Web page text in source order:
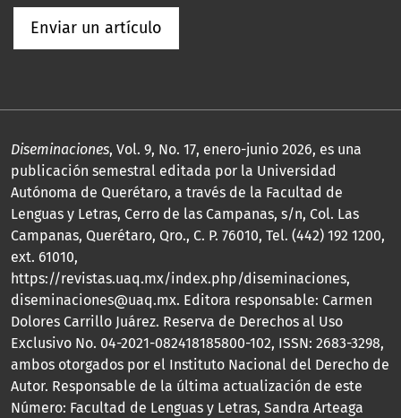
Enviar un artículo
Diseminaciones, Vol. 9, No. 17, enero-junio 2026, es una
publicación semestral editada por la Universidad
Autónoma de Querétaro, a través de la Facultad de
Lenguas y Letras, Cerro de las Campanas, s/n, Col. Las
Campanas, Querétaro, Qro., C. P. 76010, Tel. (442) 192 1200,
ext. 61010,
https://revistas.uaq.mx/index.php/diseminaciones,
diseminaciones@uaq.mx. Editora responsable: Carmen
Dolores Carrillo Juárez. Reserva de Derechos al Uso
Exclusivo No. 04-2021-082418185800-102, ISSN: 2683-3298,
ambos otorgados por el Instituto Nacional del Derecho de
Autor. Responsable de la última actualización de este
Número: Facultad de Lenguas y Letras, Sandra Arteaga